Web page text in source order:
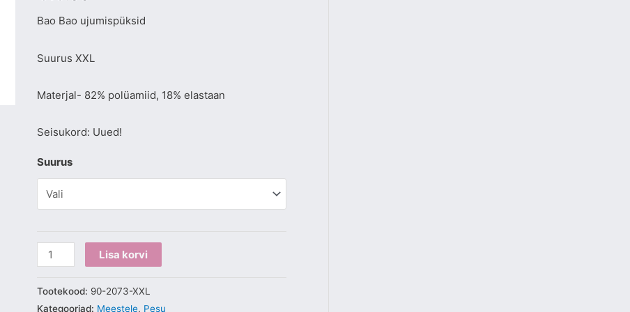
Bao Bao ujumispüksid
Suurus XXL
Materjal- 82% polüamiid, 18% elastaan
Seisukord: Uued!
Suurus
Lisa korvi
Tootekood: 90-2073-XXL
Kategooriad: Meestele, Pesu